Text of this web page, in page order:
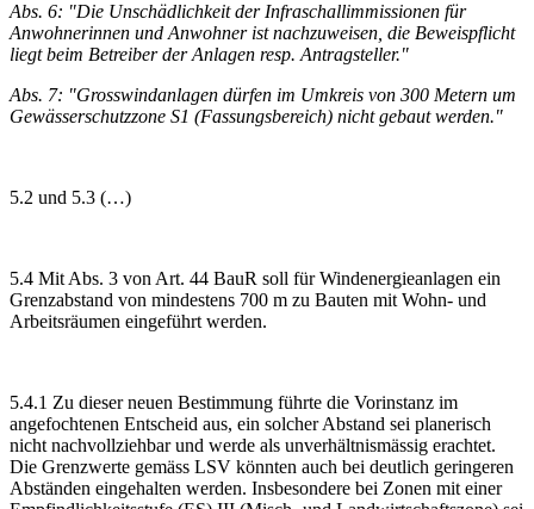
Abs. 6: "Die Unschädlichkeit der Infraschallimmissionen für
Anwohnerinnen und Anwohner ist nachzuweisen, die Beweispflicht
liegt beim Betreiber der Anlagen resp. Antragsteller."
Abs. 7: "Grosswindanlagen dürfen im Umkreis von 300 Metern um
Gewässerschutzzone S1 (Fassungsbereich) nicht gebaut werden."
5.2 und 5.3 (…)
5.4 Mit Abs. 3 von Art. 44 BauR soll für Windenergieanlagen ein
Grenzabstand von mindestens 700 m zu Bauten mit Wohn- und
Arbeitsräumen eingeführt werden.
5.4.1 Zu dieser neuen Bestimmung führte die Vorinstanz im
angefochtenen Entscheid aus, ein solcher Abstand sei planerisch
nicht nachvollziehbar und werde als unverhältnismässig erachtet.
Die Grenzwerte gemäss LSV könnten auch bei deutlich geringeren
Abständen eingehalten werden. Insbesondere bei Zonen mit einer